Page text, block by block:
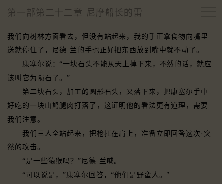
第一部第二十二章 尼摩船长的雷
我们向树林方面看去，但没有站起来，我的手正拿食物向嘴里
送就停住了，尼德·兰的手也正好把东西放到嘴中就不动了。
康塞尔说：“一块石头不能从天上掉下来，不然的话，就应
该叫它为陨石了。”
第二块石头，加工的圆形石头，又落下来，把康塞尔手中
好吃的一块山鸠腿肉打落了，这证明他的看法更有道理，需要
我们注意。
我们三人全站起来，把枪扛在肩上，准备立即回答这次·突
然的攻击。
“是一些猿猴吗？”尼德·兰喊。
“可以说是，”康塞尔回答，“他们是野蛮人。”